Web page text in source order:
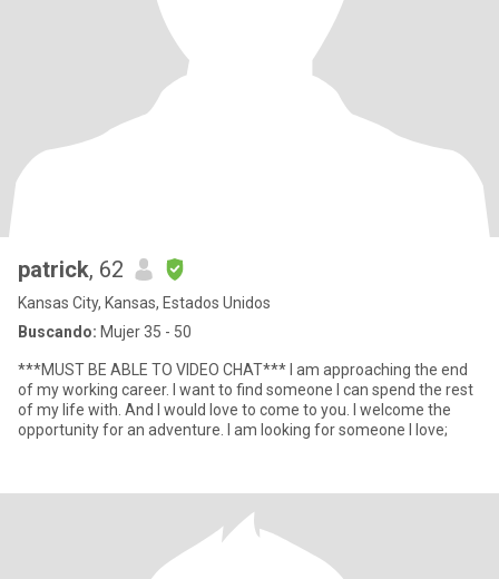
patrick, 62
Kansas City, Kansas, Estados Unidos
Buscando: Mujer 35 - 50
***MUST BE ABLE TO VIDEO CHAT*** I am approaching the end
of my working career. I want to find someone I can spend the rest
of my life with. And I would love to come to you. I welcome the
opportunity for an adventure. I am looking for someone I love;